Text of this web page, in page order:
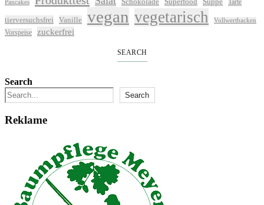
Pancakes
tierversuchsfrei Vanille vegan vegetarisch Vollwertbacken
Vorspeise zuckerfrei
SEARCH
Search
Search
Reklame